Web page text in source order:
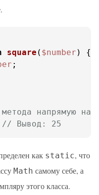
square ( $number )
;
напрямую на
// Вывод: 25
как static, что
Math самому себе, а
этого класса.